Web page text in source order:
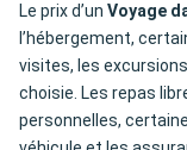
Le prix d’un Voyage
l’hébergement,
visites, les
choisie. Les repas
personnelles,